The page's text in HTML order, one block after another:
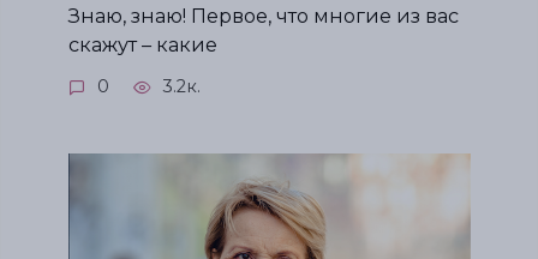
Знаю, знаю! Первое, что многие из вас
скажут – какие
0 3.2к.